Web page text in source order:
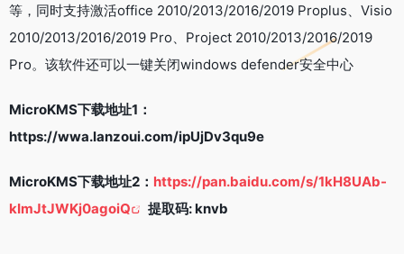
等，同时支持激活office 2010/2013/2016/2019 Proplus、Visio
2010/2013/2016/2019 Pro、Project 2010/2013/2016/2019
Pro。该软件还可以一键关闭windows defender安全中心
MicroKMS下载地址1：
https://wwa.lanzoui.com/ipUjDv3qu9e
MicroKMS下载地址2： https://pan.baidu.com/s/1kH8UAb-
kImJtJWKj0agoiQ
提取码: knvb